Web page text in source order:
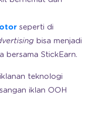
seperti di
bisa menjadi
bersama StickEarn.
teknologi
iklan OOH